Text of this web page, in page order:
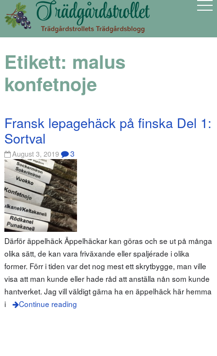
Etikett: malus
konfetnoje
Fransk lepagehäck på finska Del 1:
Sortval
August 3, 2019 3
Därför äppelhäck Äppelhäckar kan göras och se ut på många
olika sätt, de kan vara friväxande eller spaljérade i olika
former. Förr i tiden var det nog mest ett skrytbygge, man ville
visa att man kunde eller hade råd att anställa nån som kunde
hantverket. Jag vill väldigt gärna ha en äppelhäck här hemma
i
Continue reading